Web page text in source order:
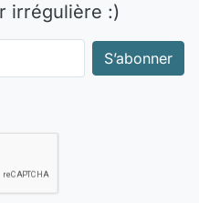
irrégulière :)